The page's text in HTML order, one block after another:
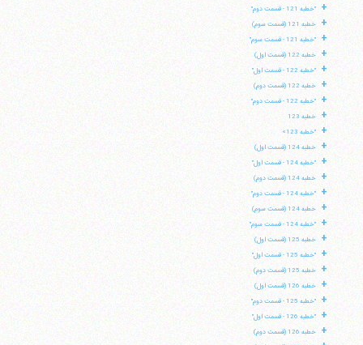
+ "خطبه 121 - قسمت دوم"
+ خطبه 121 (قسمت سوم)
+ "خطبه 121 - قسمت سوم"
+ خطبه 122 (قسمت اول)
+ "خطبه 122 - قسمت اول"
+ خطبه 122 (قسمت دوم)
+ "خطبه 122 - قسمت دوم"
+ خطبه 123
+ "خطبه 123»
+ خطبه 124 (قسمت اول)
+ "خطبه 124 - قسمت اول"
+ خطبه 124 (قسمت دوم)
+ "خطبه 124 - قسمت دوم"
+ خطبه 124 (قسمت سوم)
+ "خطبه 124 - قسمت سوم"
+ خطبه 125 (قسمت اول)
+ "خطبه 125 - قسمت اول"
+ خطبه 125 (قسمت دوم)
+ خطبه 126 (قسمت اول)
+ "خطبه 125 - قسمت دوم"
+ "خطبه 126 - قسمت اول"
+ خطبه 126 (قسمت دوم)